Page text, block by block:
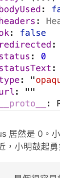
居然是 0。
，小明鼓起